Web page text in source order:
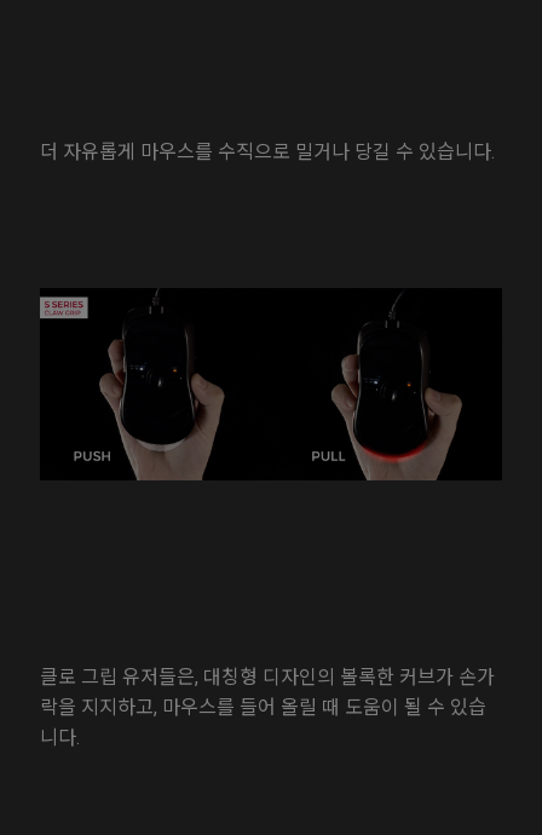
더 자유롭게 마우스를 수직으로 밀거나 당길 수 있습니다.
클로 그립 유저들은, 대칭형 디자인의 볼록한 커브가 손가
락을 지지하고, 마우스를 들어 올릴 때 도움이 될 수 있습
니다.